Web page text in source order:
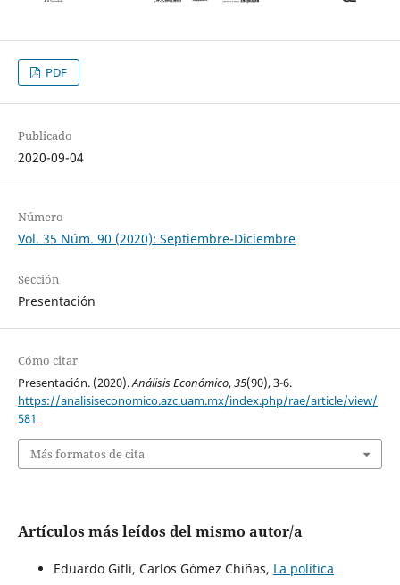
PDF
Publicado
2020-09-04
Número
Vol. 35 Núm. 90 (2020): Septiembre-Diciembre
Sección
Presentación
Cómo citar
Presentación. (2020).Análisis Económico,35(90), 3-6.
https://analisiseconomico.azc.uam.mx/index.php/rae/article/view/
581
Más formatos de cita
Artículos más leídos del mismo autor/a
Eduardo Gitli, Carlos Gómez Chiñas, La política